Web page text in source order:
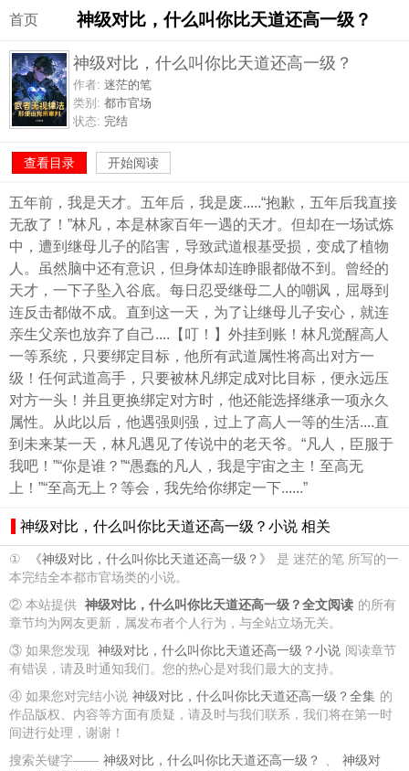
首页 神级对比，什么叫你比天道还高一级？
神级对比，什么叫你比天道还高一级？
作者: 迷茫的笔
类别: 都市官场
状态: 完结
查看目录 开始阅读
五年前，我是天才。五年后，我是废.....“抱歉，五年后我直接
无敌了！”林凡，本是林家百年一遇的天才。但却在一场试炼
中，遭到继母儿子的陷害，导致武道根基受损，变成了植物
人。虽然脑中还有意识，但身体却连睁眼都做不到。曾经的
天才，一下子坠入谷底。每日忍受继母二人的嘲讽，屈辱到
连反击都做不成。直到这一天，为了让继母儿子安心，就连
亲生父亲也放弃了自己....【叮！】外挂到账！林凡觉醒高人
一等系统，只要绑定目标，他所有武道属性将高出对方一
级！任何武道高手，只要被林凡绑定成对比目标，便永远压
对方一头！并且更换绑定对方时，他还能选择继承一项永久
属性。从此以后，他遇强则强，过上了高人一等的生活....直
到未来某一天，林凡遇见了传说中的老天爷。“凡人，臣服于
我吧！”“你是谁？”“愚蠢的凡人，我是宇宙之主！至高无
上！”“至高无上？等会，我先给你绑定一下......”
神级对比，什么叫你比天道还高一级？小说 相关
① 《神级对比，什么叫你比天道还高一级？》
是 迷茫的笔 所写的一
本完结全本都市官场类的小说。
② 本站提供 神级对比，什么叫你比天道还高一级？全文阅读 的所有
章节均为网友更新，属发布者个人行为，与全站立场无关。
③ 如果您发现 神级对比，什么叫你比天道还高一级？小说 阅读章节
有错误，请及时通知我们。您的热心是对我们最大的支持。
④ 如果您对完结小说 神级对比，什么叫你比天道还高一级？全集 的
作品版权、内容等方面有质疑，请及时与我们联系，我们将在第一时
间进行处理，谢谢！
搜索关键字—— 神级对比，什么叫你比天道还高一级？ 、
神级对